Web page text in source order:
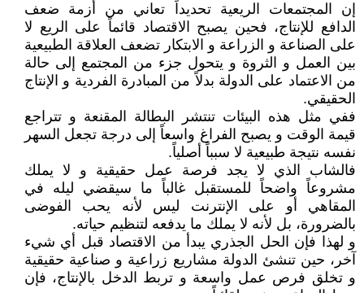
إن المجتمعات الريعية تحديداً تعاني من أزمة ضعف
الدافع للإنتاج، فحين يصبح الاقتصاد قائماً على الريع لا
على الصناعة و الزراعة و الابتكار تضعف العلاقة الطبيعية
بين العمل و الثروة و يتحول جزء من المجتمع إلى حالة
من الاعتماد على الدولة بدلاً من المبادرة الفردية و الإنتاج
الحقيقي.
ففي مثل هذه البيئات تنتشر البطالة المقنعة و تتراجع
قيمة الوقت و يصبح الفراغ واسعاً إلى درجة تجعل السهر
نفسه نتيجة طبيعية لا سبباً أصلياً.
فالشاب الذي لا يجد فرصة عمل حقيقية و لا يملك
مشروعاً واضحاً للمستقبل غالباً ما سيقضي ليله في
المقاهي أو على الإنترنت ليس لأنه يحب الفوضى
بالضرورة، بل لأنه لا يملك ما يدفعه لتنظيم حياته.
و لهذا فإن الحل الجذري يبدأ من الاقتصاد قبل أي شيء
آخر، حين تنشئ الدولة مشاريع زراعية و صناعية حقيقية
و تخلق فرص عمل واسعة و تربط الدخل بالإنتاج، فإن